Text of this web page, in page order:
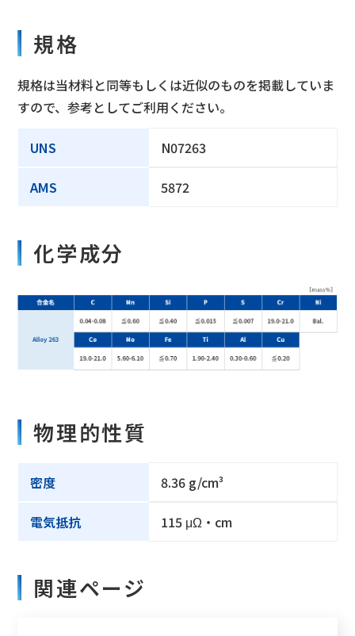
規格
規格は当材料と同等もしくは近似のものを掲載していま
すので、参考としてご利用ください。
UNS N07263
AMS 5872
化学成分
物理的性質
密度 8.36 g/cm³
電気抵抗 115 μΩ・cm
関連ページ